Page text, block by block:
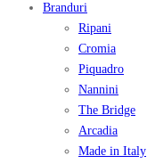
Branduri
Ripani
Cromia
Piquadro
Nannini
The Bridge
Arcadia
Made in Italy